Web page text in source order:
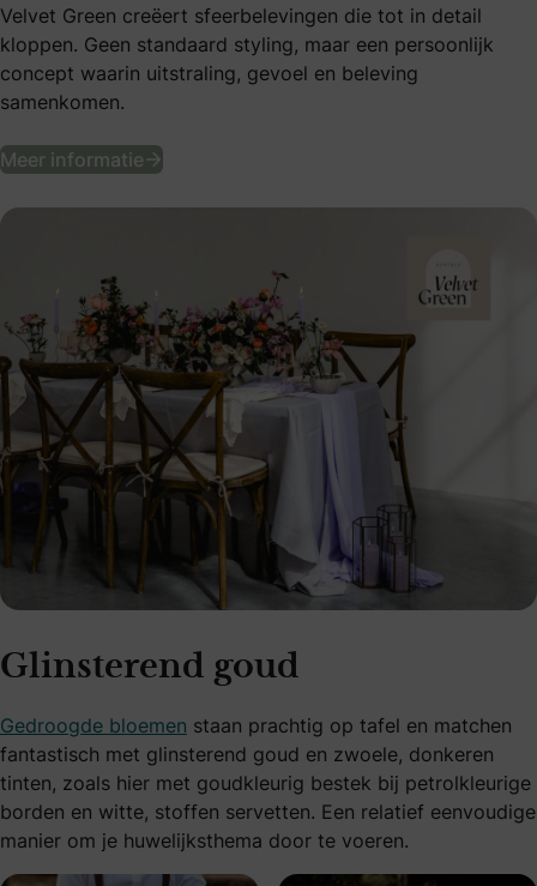
Velvet Green creëert sfeerbelevingen die tot in detail
kloppen. Geen standaard styling, maar een persoonlijk
concept waarin uitstraling, gevoel en beleving
samenkomen.
Meer informatie Unieke bruiloftstyling door Velvet Green
Glinsterend goud
Gedroogde bloemen staan prachtig op tafel en matchen
fantastisch met glinsterend goud en zwoele, donkeren
tinten, zoals hier met goudkleurig bestek bij petrolkleurige
borden en witte, stoffen servetten. Een relatief eenvoudige
manier om je huwelijksthema door te voeren.